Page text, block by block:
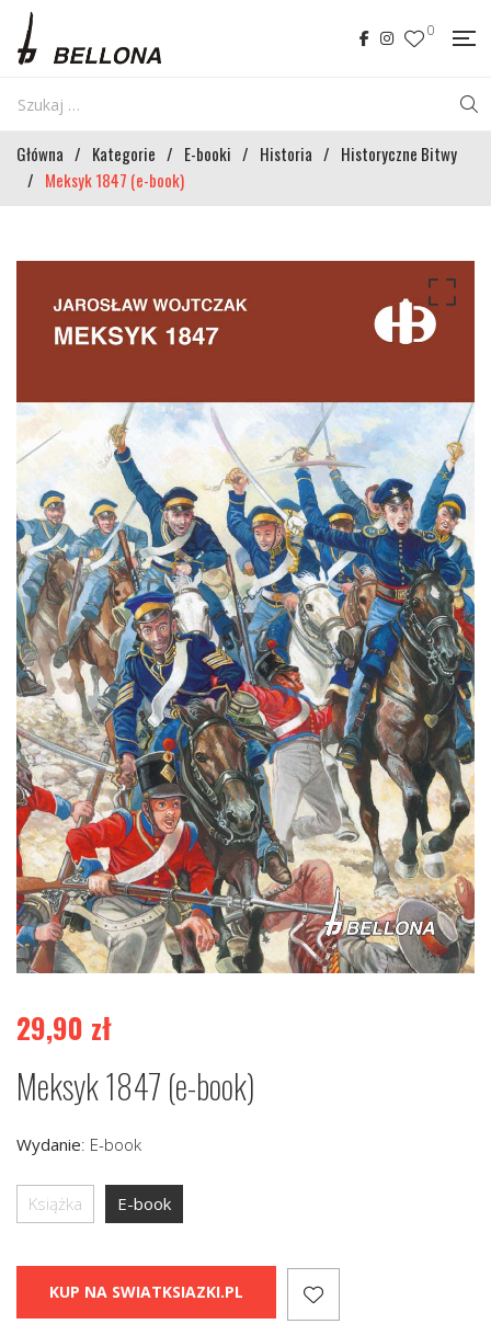
0
Główna / Kategorie / E-booki / Historia / Historyczne Bitwy
/ Meksyk 1847 (e-book)
29,90 zł
Meksyk 1847 (e-book)
Wydanie: E-book
Książka E-book
KUP NA SWIATKSIAZKI.PL